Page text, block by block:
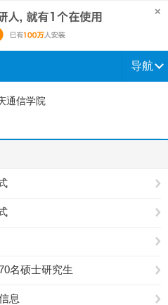
导航
名硕士研究生
息